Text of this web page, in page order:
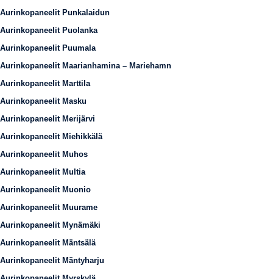
Aurinkopaneelit Punkalaidun
Aurinkopaneelit Puolanka
Aurinkopaneelit Puumala
Aurinkopaneelit Maarianhamina – Mariehamn
Aurinkopaneelit Marttila
Aurinkopaneelit Masku
Aurinkopaneelit Merijärvi
Aurinkopaneelit Miehikkälä
Aurinkopaneelit Muhos
Aurinkopaneelit Multia
Aurinkopaneelit Muonio
Aurinkopaneelit Muurame
Aurinkopaneelit Mynämäki
Aurinkopaneelit Mäntsälä
Aurinkopaneelit Mäntyharju